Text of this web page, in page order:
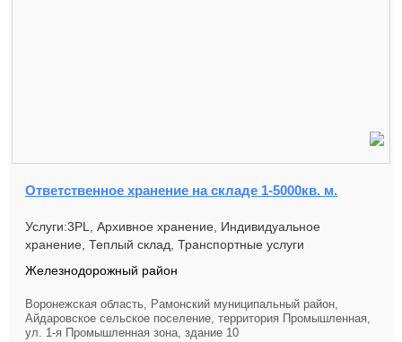
Ответственное хранение на складе 1-5000кв. м.
Услуги:3PL, Архивное хранение, Индивидуальное
хранение, Теплый склад, Транспортные услуги
Железнодорожный район
Воронежская область, Рамонский муниципальный район,
Айдаровское сельское поселение, территория Промышленная,
ул. 1-я Промышленная зона, здание 10